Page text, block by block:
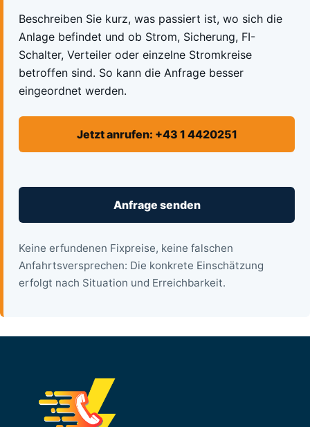
Beschreiben Sie kurz, was passiert ist, wo sich die
Anlage befindet und ob Strom, Sicherung, FI-
Schalter, Verteiler oder einzelne Stromkreise
betroffen sind. So kann die Anfrage besser
eingeordnet werden.
Jetzt anrufen: +43 1 4420251
Anfrage senden
Keine erfundenen Fixpreise, keine falschen
Anfahrtsversprechen: Die konkrete Einschätzung
erfolgt nach Situation und Erreichbarkeit.